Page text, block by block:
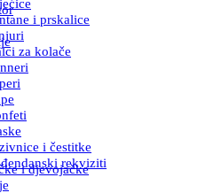
i prskalice
za kolače
i čestitke
i djevojačke
rekviziti